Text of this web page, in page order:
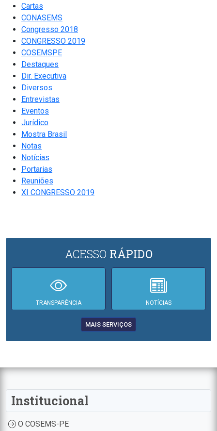
Cartas
CONASEMS
Congresso 2018
CONGRESSO 2019
COSEMSPE
Destaques
Dir. Executiva
Diversos
Entrevistas
Eventos
Jurídico
Mostra Brasil
Notas
Notícias
Portarias
Reuniões
XI CONGRESSO 2019
ACESSO RÁPIDO
TRANSPARÊNCIA NOTÍCIAS
MAIS SERVIÇOS
Institucional
O COSEMS-PE